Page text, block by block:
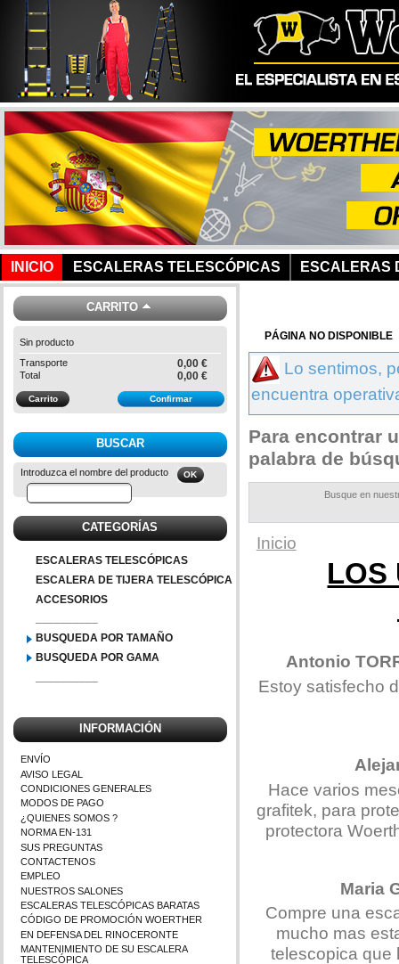
INICIO ESCALERAS TELESCÓPICAS ESCALERAS
CARRITO
Sin producto
Transporte
0,00 €
Total 0,00 €
Carrito Confirmar
BUSCAR
Introduzca el nombre del producto
CATEGORÍAS
ESCALERAS TELESCÓPICAS
ESCALERA DE TIJERA TELESCÓPICA
ACCESORIOS
BUSQUEDA POR TAMAÑO
BUSQUEDA POR GAMA
INFORMACIÓN
ENVÍO
AVISO LEGAL
CONDICIONES GENERALES
MODOS DE PAGO
¿QUIENES SOMOS ?
NORMA EN-131
SUS PREGUNTAS
CONTACTENOS
EMPLEO
NUESTROS SALONES
ESCALERAS TELESCÓPICAS BARATAS
CÓDIGO DE PROMOCIÓN WOERTHER
EN DEFENSA DEL RINOCERONTE
MANTENIMIENTO DE SU ESCALERA
TELESCÓPICA
PÁGINA NO DISPONIBLE
Lo sentimos,
encuentra
Para encontrar
palabra de
Busque en
Inicio
LOS
Antonio
Estoy satisfecho
Hace varios
grafitek, para
protectora
Maria
Compre una
mucho mas
telescopica que